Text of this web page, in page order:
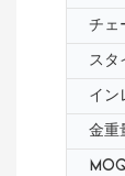
チェ
スタ
イン
金重